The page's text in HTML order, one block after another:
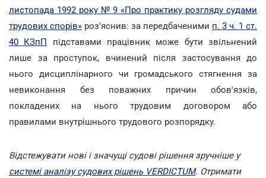
листопада 1992 року № 9 «Про практику розгляду судами
трудових спорів» роз'яснив: за передбаченими п. 3 ч. 1 ст.
40 КЗпП підставами працівник може бути звільнений
лише за проступок, вчинений після застосування до
нього дисциплінарного чи громадського стягнення за
невиконання без поважних причин обов'язків,
покладених на нього трудовим договором або
правилами внутрішнього трудового розпорядку.
Відстежувати нові і значущі судові рішення зручніше у
системі аналізу судових рішень VERDICTUM. Отримати